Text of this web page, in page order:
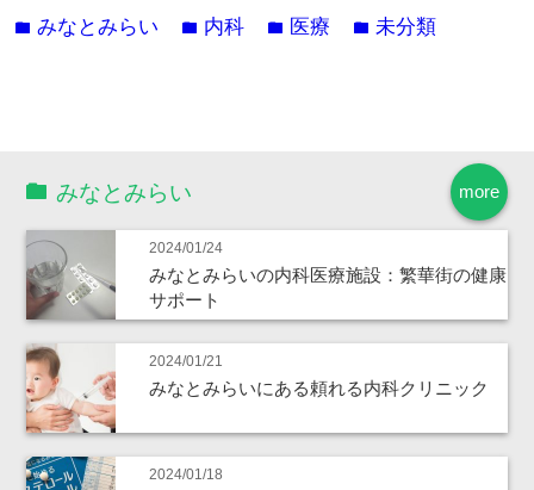
folderみなとみらい folder 内科 folder 医療 folder 未分類
more
みなとみらい
2024/01/24
みなとみらいの内科医療施設：繁華街の健康
サポート
2024/01/21
みなとみらいにある頼れる内科クリニック
2024/01/18